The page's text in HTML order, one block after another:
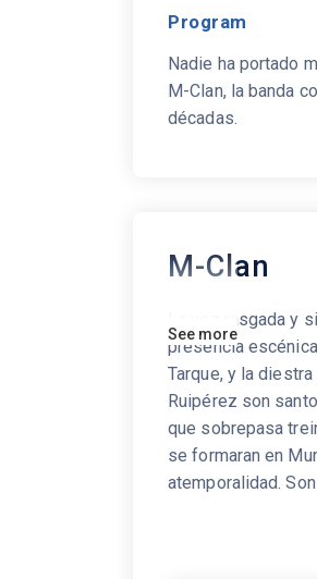
Program
Nadie ha portado
M-Clan, la banda
décadas.
M-Clan
La voz rasgada y
presencia
Tarque, y la
Ruipérez son
que sobrepasa
se formaran en
atemporalidad.
See more